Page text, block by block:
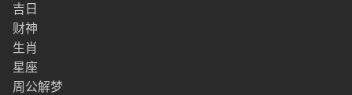
吉日
财神
生肖
星座
周公解梦